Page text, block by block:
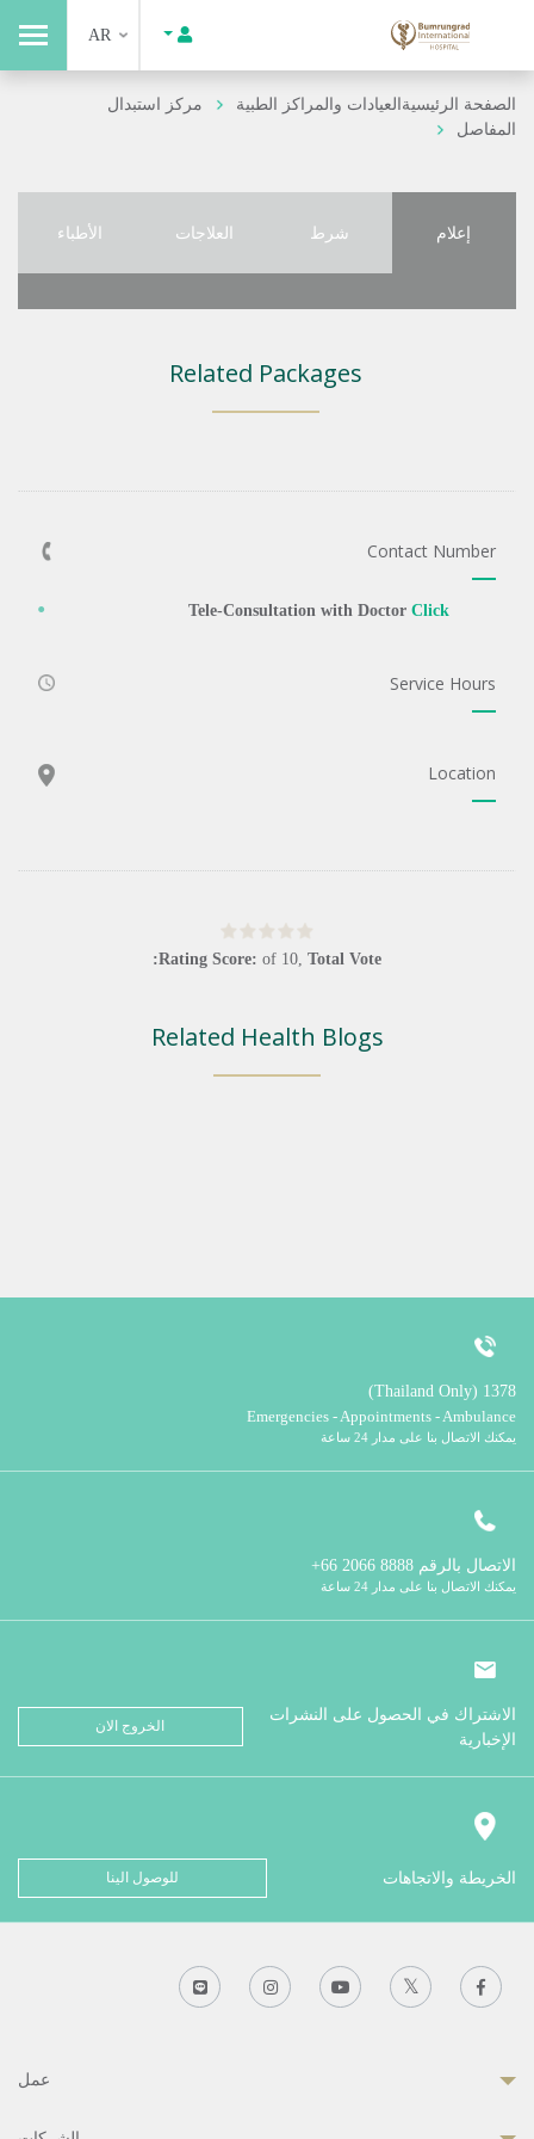
AR
الصفحة الرئيسيةالعيادات والمراكز الطبية
مركز استبدال
المفاصل
إعلام شرط العلاجات الأطباء
Related Packages
Contact Number
Tele-Consultation with Doctor Click
Service Hours
Location
Rating Score: of 10, Total Vote:
Related Health Blogs
1378 (Thailand Only)
Emergencies - Appointments - Ambulance
يمكنك الاتصال بنا على مدار 24 ساعة
الاتصال بالرقم
يمكنك الاتصال بنا على مدار 24 ساعة
الاشتراك في الحصول على النشرات
الإخبارية
الخروج الان
الخريطة والاتجاهات للوصول الينا
عمل